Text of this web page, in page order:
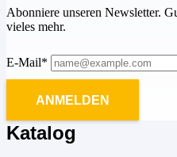
Abonniere unseren Newsletter.
vieles mehr.
E-Mail*
ANMELDEN
Katalog